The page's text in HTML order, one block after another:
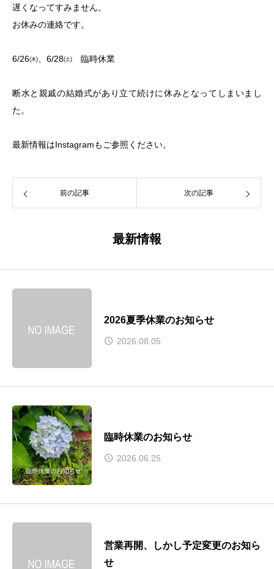
遅くなってすみません。
お休みの連絡です。
6/26㈭、6/28㈯ 臨時休業
断水と親戚の結婚式があり立て続けに休みとなってしまいまし
た。
最新情報はInstagramもご参照ください。
前の記事 次の記事
最新情報
2026夏季休業のお知らせ
2026.08.05
臨時休業のお知らせ
2026.06.25
営業再開、しかし予定変更のお知ら
せ